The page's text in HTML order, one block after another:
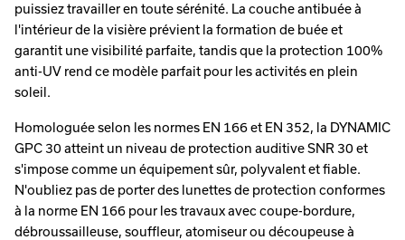
puissiez travailler en toute sérénité. La couche antibuée à
l'intérieur de la visière prévient la formation de buée et
garantit une visibilité parfaite, tandis que la protection 100%
anti-UV rend ce modèle parfait pour les activités en plein
soleil.
Homologuée selon les normes EN 166 et EN 352, la DYNAMIC
GPC 30 atteint un niveau de protection auditive SNR 30 et
s'impose comme un équipement sûr, polyvalent et fiable.
N'oubliez pas de porter des lunettes de protection conformes
à la norme EN 166 pour les travaux avec coupe-bordure,
débroussailleuse, souffleur, atomiseur ou découpeuse à